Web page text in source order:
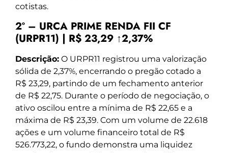
cotistas.
2º – URCA PRIME RENDA FII CF
(URPR11) | R$ 23,29 ↑2,37%
Descrição: O URPR11 registrou uma valorização
sólida de 2,37%, encerrando o pregão cotado a
R$ 23,29, partindo de um fechamento anterior
de R$ 22,75. Durante o período de negociação, o
ativo oscilou entre a mínima de R$ 22,65 e a
máxima de R$ 23,39. Com um volume de 22.618
ações e um volume financeiro total de R$
526.773,22, o fundo demonstra uma liquidez